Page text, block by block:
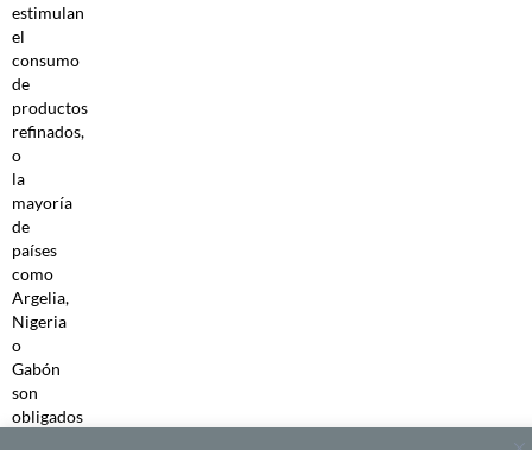
estimulan
el
consumo
de
productos
refinados,
o
la
mayoría
de
países
como
Argelia,
Nigeria
o
Gabón
son
obligados